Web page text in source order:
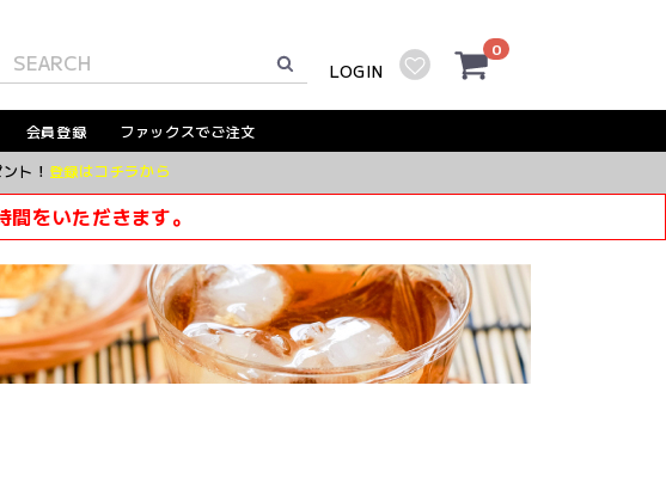
LOGIN
0
会員登録
ファックスでご注文
ト！ 登録はコチラから
をいただきます。